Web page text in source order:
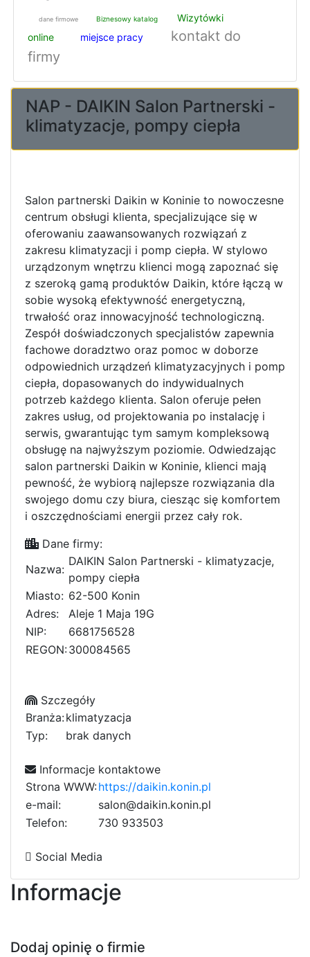
dane firmowe Biznesowy katalog
Wizytówki
online
miejsce pracy
kontakt do
firmy
NAP - DAIKIN Salon Partnerski -
klimatyzacje, pompy ciepła
Salon partnerski Daikin w Koninie to nowoczesne
centrum obsługi klienta, specjalizujące się w
oferowaniu zaawansowanych rozwiązań z
zakresu klimatyzacji i pomp ciepła. W stylowo
urządzonym wnętrzu klienci mogą zapoznać się
z szeroką gamą produktów Daikin, które łączą w
sobie wysoką efektywność energetyczną,
trwałość oraz innowacyjność technologiczną.
Zespół doświadczonych specjalistów zapewnia
fachowe doradztwo oraz pomoc w doborze
odpowiednich urządzeń klimatyzacyjnych i pomp
ciepła, dopasowanych do indywidualnych
potrzeb każdego klienta. Salon oferuje pełen
zakres usług, od projektowania po instalację i
serwis, gwarantując tym samym kompleksową
obsługę na najwyższym poziomie. Odwiedzając
salon partnerski Daikin w Koninie, klienci mają
pewność, że wybiorą najlepsze rozwiązania dla
swojego domu czy biura, ciesząc się komfortem
i oszczędnościami energii przez cały rok.
Dane firmy:
Nazwa:
DAIKIN Salon Partnerski - klimatyzacje,
pompy ciepła
Miasto: 62-500 Konin
Adres:
Aleje 1 Maja 19G
NIP:
6681756528
REGON:300084565
Szczegóły
Branża:klimatyzacja
Typ:
brak danych
Informacje kontaktowe
Strona WWW:https://daikin.konin.pl
e-mail:
salon@daikin.konin.pl
Telefon:
730 97
33503
Social Media
Informacje
Dodaj opinię o firmie